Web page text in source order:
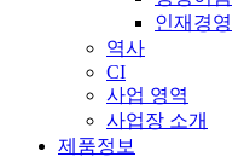
인재경영
역사
CI
사업 영역
사업장 소개
제품정보